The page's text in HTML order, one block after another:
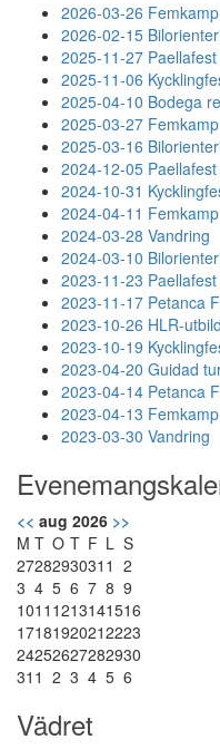
2026-03-26 Femkamp
2026-02-15
2025-11-27 Paellafest
2025-11-06
2025-04-10 Bodega
2025-03-27 Femkamp
2025-03-16
2024-12-05 Paellafest
2024-10-31
2024-04-11 Femkamp
2024-03-28 Vandring
2024-03-10
2023-11-23
2023-11-17 Petanca
2023-10-26 HLR-
2023-10-19
2023-04-20 Guidad
2023-04-14 Petanca
2023-04-13 Femkamp
2023-03-30 Vandring
<< aug 2026 >>
M T O T F L S
2728293031 1 2
3 4 5 6 7 8 9
1011 1213141516
17181920212223
24252627282930
31 1 2 3 4 5 6
Vädret